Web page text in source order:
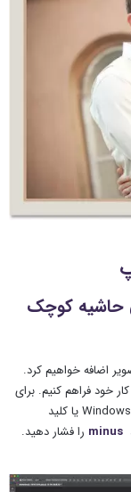
حاشیه کوچک
اضافه خواهیم کرد.
خود فراهم کنیم. برای
کوچک نمایی از صفحه کلید، کلید Ctrl در رایانه شخصی Windows یا کلید
minus را فشار دهید.